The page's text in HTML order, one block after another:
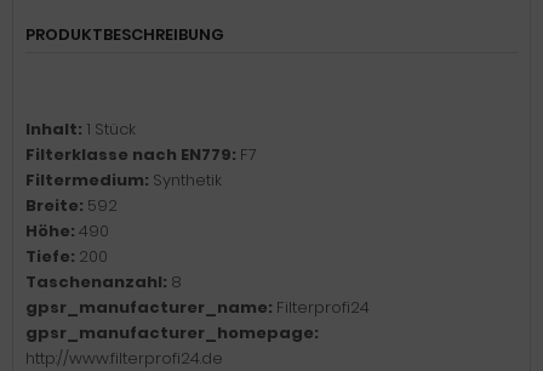
PRODUKTBESCHREIBUNG
Inhalt: 1 Stück
Filterklasse nach EN779: F7
Filtermedium: Synthetik
Breite: 592
Höhe: 490
Tiefe: 200
Taschenanzahl: 8
gpsr_manufacturer_name: Filterprofi24
gpsr_manufacturer_homepage:
http://www.filterprofi24.de